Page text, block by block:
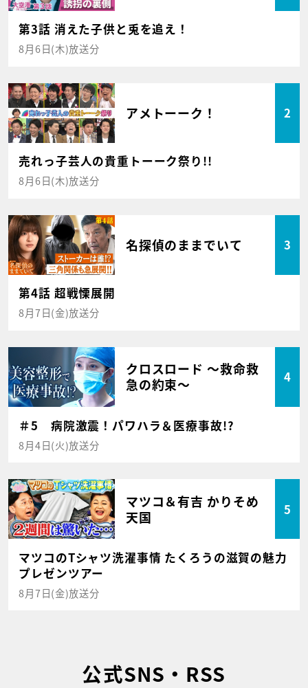
第3話 消えた子供と兎を追え！
8月6日(木)放送分
アメトーーク！ 2
売れっ子芸人の貴重トーーク祭り!!
8月6日(木)放送分
名探偵のままでいて 3
第4話 超戦慄展開
8月7日(金)放送分
クロスロード ～救命救
急の約束～
4
＃5 病院激震！パワハラ＆医療事故!?
8月4日(火)放送分
マツコ＆有吉 かりそめ
天国
5
マツコのTシャツ洗濯事情 たくろうの滋賀の魅力
プレゼンツアー
8月7日(金)放送分
公式SNS・RSS